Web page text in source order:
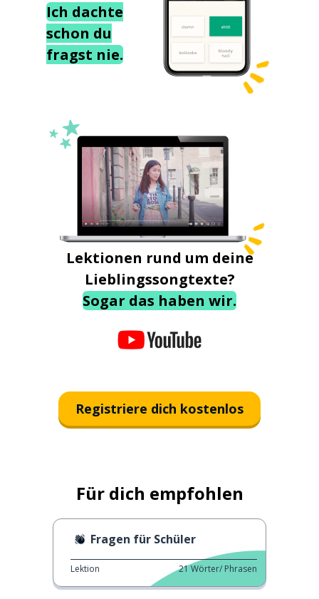
Ich dachte
schon du
fragst nie.
Lektionen rund um deine
Lieblingssongtexte?
Sogar das haben wir.
Registriere dich kostenlos
Für dich empfohlen
Fragen für Schüler
Lektion 21Wörter/ Phrasen